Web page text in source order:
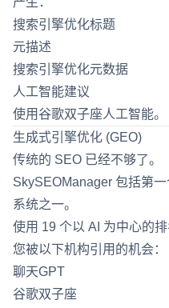
搜索引擎优化标题
元描述
搜索引擎优化元数据
人工智能建议
使用谷歌双子座人工智能。
生成式引擎优化 (GEO)
传统的 SEO 已经不够了。
SkySEOManager 包括第
系统之一。
使用 19 个以 AI 为中心的
您被以下机构引用的机会：
聊天GPT
谷歌双子座